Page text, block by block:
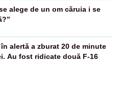
alege de un om căruia i se
alertă a zburat 20 de minute
Au fost ridicate două F-16